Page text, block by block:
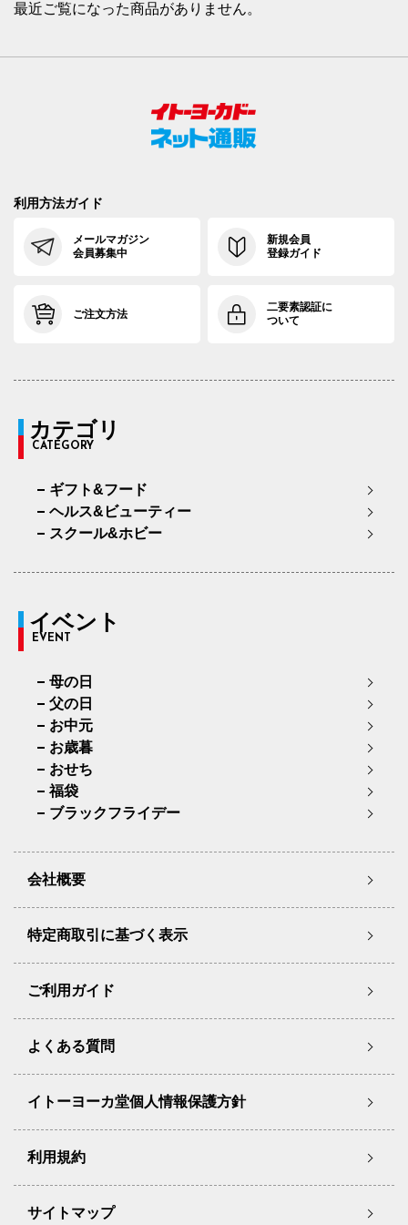
最近ご覧になった商品がありません。
利用方法ガイド
メールマガジン
会員募集中
新規会員
登録ガイド
ご注文方法
二要素認証に
ついて
カテゴリ
CATEGORY
ギフト&フード
ヘルス&ビューティー
スクール&ホビー
イベント
EVENT
母の日
父の日
お中元
お歳暮
おせち
福袋
ブラックフライデー
会社概要
特定商取引に基づく表示
ご利用ガイド
よくある質問
イトーヨーカ堂個人情報保護方針
利用規約
サイトマップ